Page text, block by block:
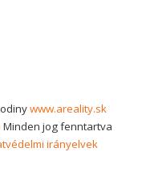
www.areality.sk
Minden jog fenntartva
irányelvek